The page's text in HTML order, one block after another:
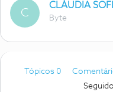
C
CLÁUDIA
Byte
Tópicos 0